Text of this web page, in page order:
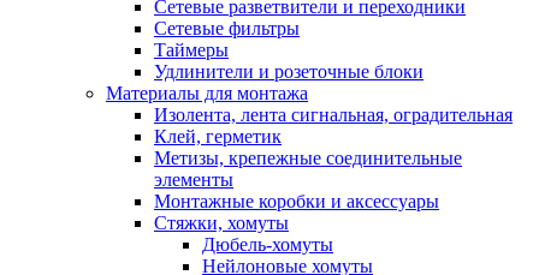
Сетевые разветвители и переходники
Сетевые фильтры
Таймеры
Удлинители и розеточные блоки
Материалы для монтажа
Изолента, лента сигнальная, оградительная
Клей, герметик
Метизы, крепежные соединительные
элементы
Монтажные коробки и аксессуары
Стяжки, хомуты
Дюбель-хомуты
Нейлоновые хомуты